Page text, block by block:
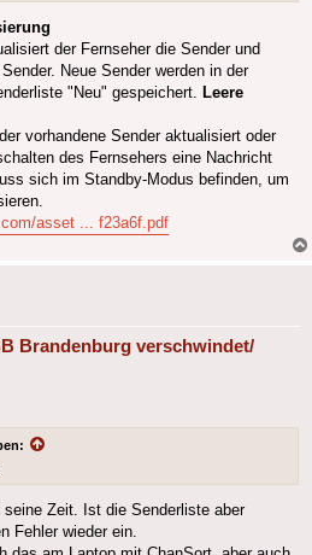
der Fernseher die Sender und
Neue Sender werden in der
"Neu" gespeichert. Leere
vorhandene Sender aktualisiert oder
des Fernsehers eine Nachricht
sich im Standby-Modus befinden, um
asset ... f23a6f.pdf
Brandenburg verschwindet/
Zeit. Ist die Senderliste aber
Fehler wieder ein.